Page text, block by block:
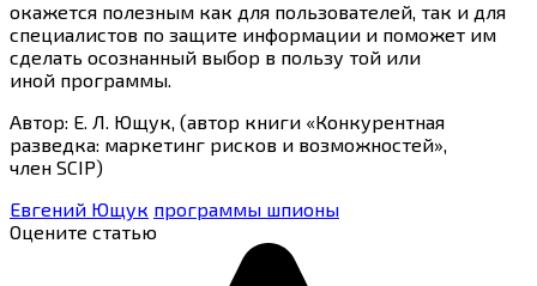
окажется полезным как для пользователей, так и для
специалистов по защите информации и поможет им
сделать осознанный выбор в пользу той или
иной программы.
Автор: Е. Л. Ющук, (автор книги «Конкурентная
разведка: маркетинг рисков и возможностей»,
член SCIP)
Евгений Ющук программы шпионы
Оцените статью